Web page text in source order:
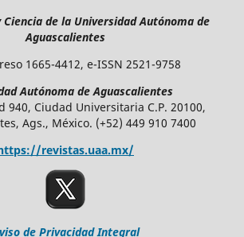
de la Universidad Autónoma de
Aguascalientes
1665-4412, e-ISSN 2521-9758
Autónoma de Aguascalientes
940, Ciudad Universitaria C.P. 20100,
Ags., México. (+52) 449 910 7400
revistas.uaa.mx/
de Privacidad Integral